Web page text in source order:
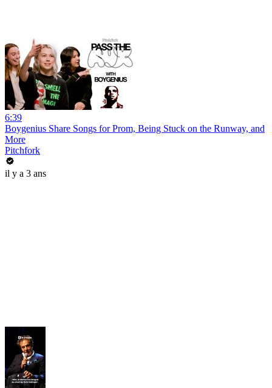
6:39
Boygenius Share Songs for Prom, Being Stuck on the Runway, and
More
Pitchfork
il y a 3 ans